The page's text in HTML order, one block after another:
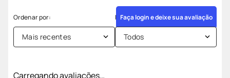
Faça login e deixe sua avaliação
Mais recentes Todos
Carregando avaliações…